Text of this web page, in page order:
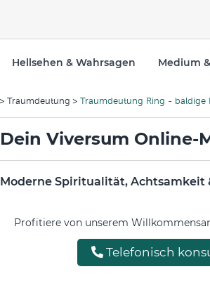
Hellsehen & Wahrsagen Medium
Traumdeutung Traumdeutung Ring - baldige
Dein Viversum Online-
Moderne Spiritualität, Achtsamkeit
Profitiere von unserem
Telefonisch